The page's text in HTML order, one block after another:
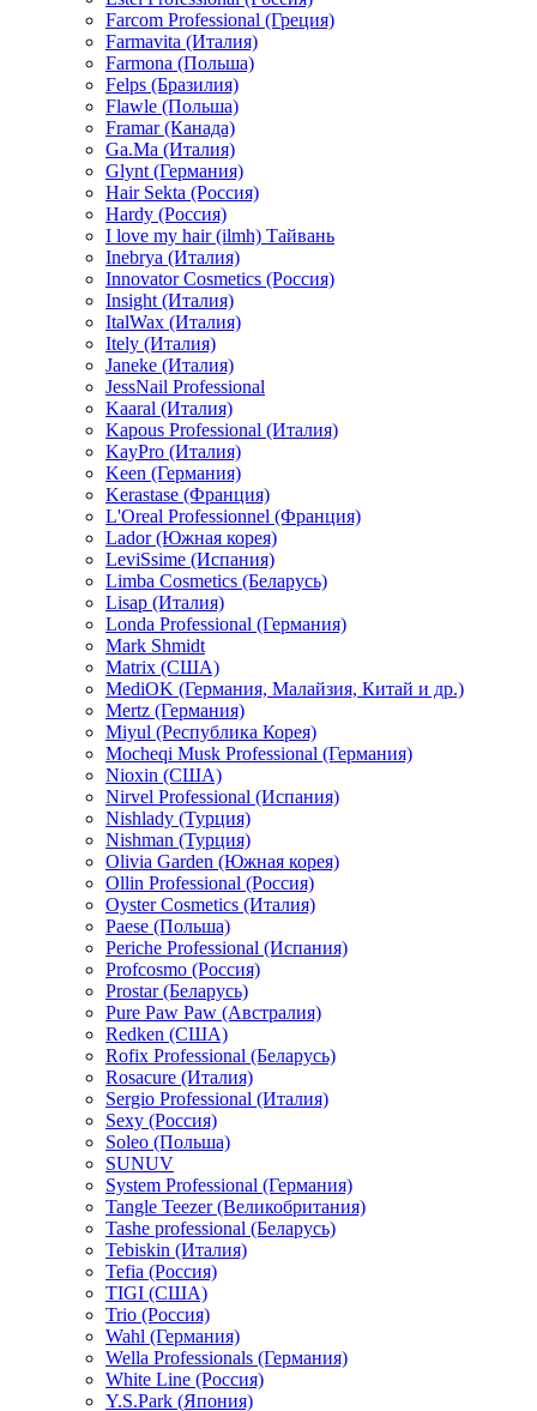
Farcom Professional (Греция)
Farmavita (Италия)
Farmona (Польша)
Felps (Бразилия)
Flawle (Польша)
Framar (Канада)
Ga.Ma (Италия)
Glynt (Германия)
Hair Sekta (Россия)
Hardy (Россия)
I love my hair (ilmh) Тайвань
Inebrya (Италия)
Innovator Cosmetics (Россия)
Insight (Италия)
ItalWax (Италия)
Itely (Италия)
Janeke (Италия)
JessNail Professional
Kaaral (Италия)
Kapous Professional (Италия)
KayPro (Италия)
Keen (Германия)
Kerastase (Франция)
L'Oreal Professionnel (Франция)
Lador (Южная корея)
LeviSsime (Испания)
Limba Cosmetics (Беларусь)
Lisap (Италия)
Londa Professional (Германия)
Mark Shmidt
Matrix (США)
MediOK (Германия, Малайзия, Китай и др.)
Mertz (Германия)
Miyul (Республика Корея)
Mocheqi Musk Professional (Германия)
Nioxin (США)
Nirvel Professional (Испания)
Nishlady (Турция)
Nishman (Турция)
Olivia Garden (Южная корея)
Ollin Professional (Россия)
Oyster Cosmetics (Италия)
Paese (Польша)
Periche Professional (Испания)
Profcosmo (Россия)
Prostar (Беларусь)
Pure Paw Paw (Австралия)
Redken (США)
Rofix Professional (Беларусь)
Rosacure (Италия)
Sergio Professional (Италия)
Sexy (Россия)
Soleo (Польша)
SUNUV
System Professional (Германия)
Tangle Teezer (Великобритания)
Tashe professional (Беларусь)
Tebiskin (Италия)
Tefia (Россия)
TIGI (США)
Trio (Россия)
Wahl (Германия)
Wella Professionals (Германия)
White Line (Россия)
Y.S.Park (Япония)